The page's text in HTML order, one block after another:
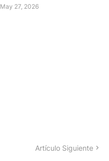
May 27, 2026
Artículo Siguiente